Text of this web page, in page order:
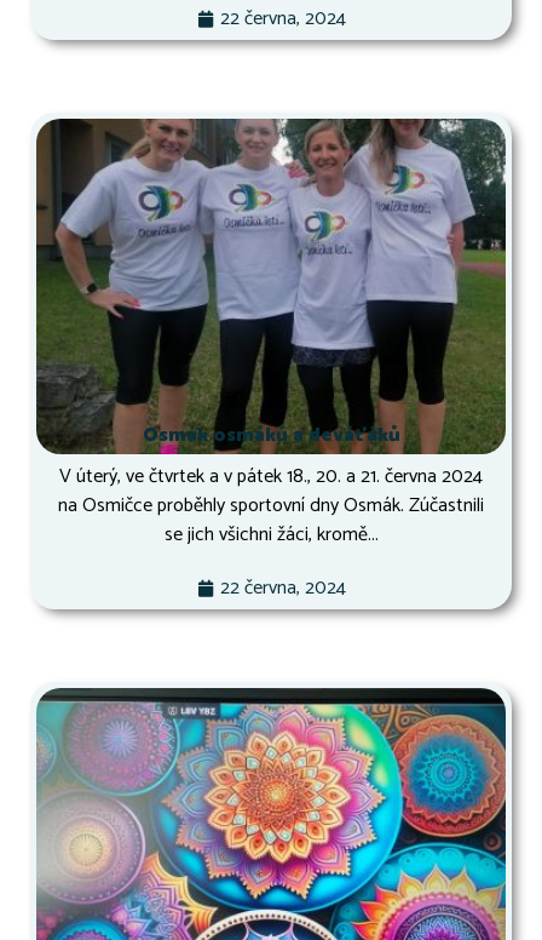
22 června, 2024
Osmák osmáků a deváťáků
V úterý, ve čtvrtek a v pátek 18., 20. a 21. června 2024
na Osmičce proběhly sportovní dny Osmák. Zúčastnili
se jich všichni žáci, kromě...
22 června, 2024